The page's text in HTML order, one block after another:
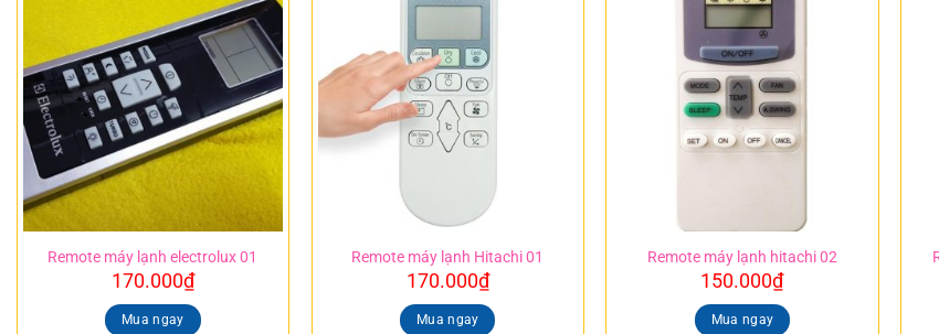
Remote máy lạnh electrolux 01
170.000₫
Mua ngay
Remote máy lạnh Hitachi 01
170.000₫
Mua ngay
Remote máy lạnh hitachi 02
150.000₫
Mua ngay